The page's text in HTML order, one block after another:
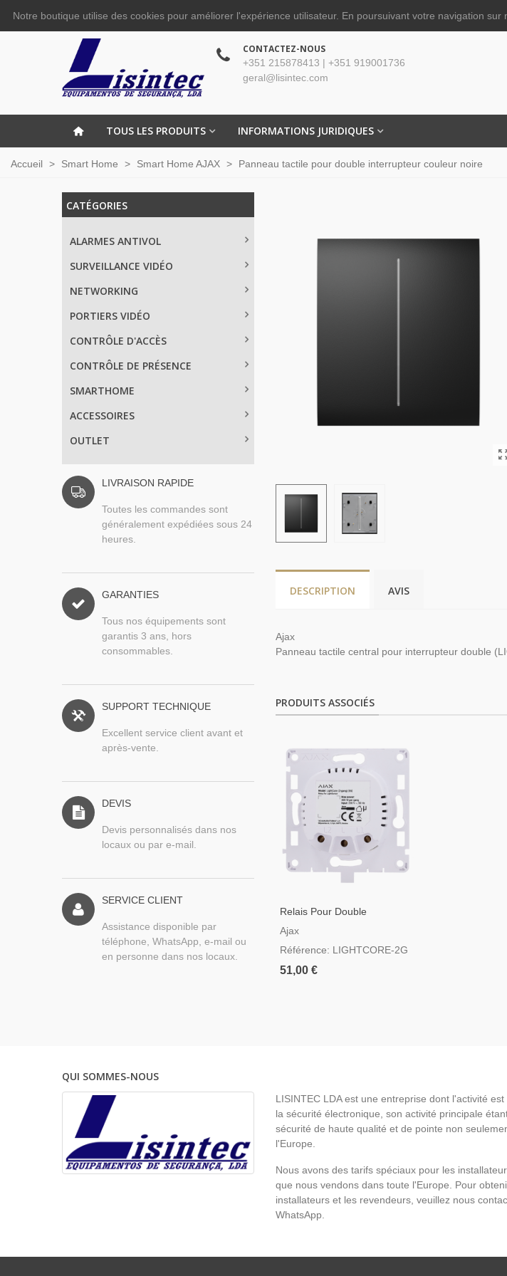
CONTACTEZ-NOUS
+351 215878413 | +351 919001736
geral@lisintec.com
TOUS LES PRODUITS INFORMATIONS JURIDIQUES
Accueil > Smart Home > Smart Home AJAX > Panneau tactile pour double interrupteur couleur noire
CATÉGORIES
ALARMES ANTIVOL
SURVEILLANCE VIDÉO
NETWORKING
PORTIERS VIDÉO
CONTRÔLE D'ACCÈS
CONTRÔLE DE PRÉSENCE
SMARTHOME
ACCESSOIRES
OUTLET
LIVRAISON RAPIDE
Toutes les commandes sont
généralement expédiées sous 24
heures.
GARANTIES
Tous nos équipements sont
garantis 3 ans, hors
consommables.
SUPPORT TECHNIQUE
Excellent service client avant et
après-vente.
DEVIS
Devis personnalisés dans nos
locaux ou par e-mail.
SERVICE CLIENT
Assistance disponible par
téléphone, WhatsApp, e-mail ou
en personne dans nos locaux.
DESCRIPTION AVIS
Ajax
Panneau tactile central pour interrupteur double
PRODUITS ASSOCIÉS
Relais Pour Double
Interrupteur Intelligent
Ajax
Référence: LIGHTCORE-2G
51,00 €
QUI SOMMES-NOUS
LISINTEC LDA est une entreprise dont l'activité
la sécurité électronique, son activité principale
sécurité de haute qualité et de pointe non
l'Europe.
Nous avons des tarifs spéciaux pour les
que nous vendons dans toute l'Europe. Pour
installateurs et les revendeurs, veuillez nous
WhatsApp.
Notre boutique utilise des cookies pour améliorer l'expérience utilisateur. En poursuivant votre navigation sur